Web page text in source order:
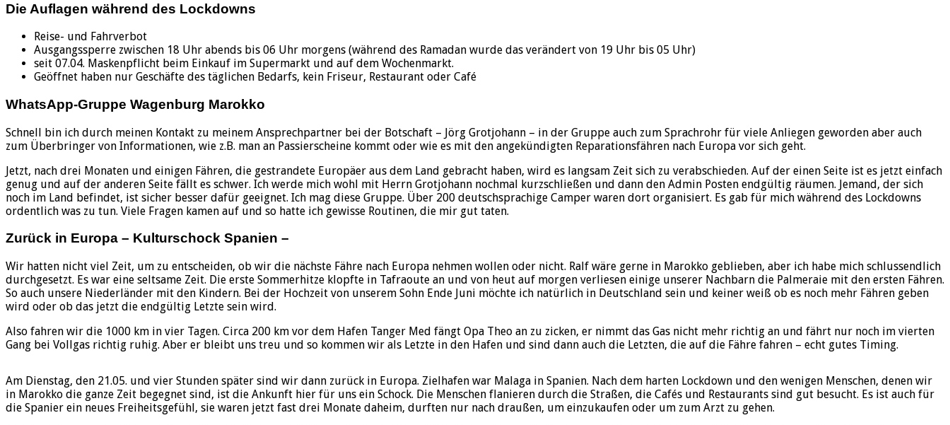
Die Auflagen während des Lockdowns
Reise- und Fahrverbot
Ausgangssperre zwischen 18 Uhr abends bis 06 Uhr morgens (während des Ramadan wurde das verändert von 19 Uhr bis 05 Uhr)
seit 07.04. Maskenpflicht beim Einkauf im Supermarkt und auf dem Wochenmarkt.
Geöffnet haben nur Geschäfte des täglichen Bedarfs, kein Friseur, Restaurant oder Café
WhatsApp-Gruppe Wagenburg Marokko
Schnell bin ich durch meinen Kontakt zu meinem Ansprechpartner bei der Botschaft – Jörg Grotjohann – in der Gruppe auch zum Sprachrohr für viele Anliegen geworden aber auch
zum Überbringer von Informationen, wie z.B. man an Passierscheine kommt oder wie es mit den angekündigten Reparationsfähren nach Europa vor sich geht.
Jetzt, nach drei Monaten und einigen Fähren, die gestrandete Europäer aus dem Land gebracht haben, wird es langsam Zeit sich zu verabschieden. Auf der einen Seite ist es jetzt einfach
genug und auf der anderen Seite fällt es schwer. Ich werde mich wohl mit Herrn Grotjohann nochmal kurzschließen und dann den Admin Posten endgültig räumen. Jemand, der sich
noch im Land befindet, ist sicher besser dafür geeignet. Ich mag diese Gruppe. Über 200 deutschsprachige Camper waren dort organisiert. Es gab für mich während des Lockdowns
ordentlich was zu tun. Viele Fragen kamen auf und so hatte ich gewisse Routinen, die mir gut taten.
Zurück in Europa – Kulturschock Spanien –
Wir hatten nicht viel Zeit, um zu entscheiden, ob wir die nächste Fähre nach Europa nehmen wollen oder nicht. Ralf wäre gerne in Marokko geblieben, aber ich habe mich schlussendlich
durchgesetzt. Es war eine seltsame Zeit. Die erste Sommerhitze klopfte in Tafraoute an und von heut auf morgen verliesen einige unserer Nachbarn die Palmeraie mit den ersten Fähren.
So auch unsere Niederländer mit den Kindern. Bei der Hochzeit von unserem Sohn Ende Juni möchte ich natürlich in Deutschland sein und keiner weiß ob es noch mehr Fähren geben
wird oder ob das jetzt die endgültig Letzte sein wird.
Also fahren wir die 1000 km in vier Tagen. Circa 200 km vor dem Hafen Tanger Med fängt Opa Theo an zu zicken, er nimmt das Gas nicht mehr richtig an und fährt nur noch im vierten
Gang bei Vollgas richtig ruhig. Aber er bleibt uns treu und so kommen wir als Letzte in den Hafen und sind dann auch die Letzten, die auf die Fähre fahren – echt gutes Timing.
Am Dienstag, den 21.05. und vier Stunden später sind wir dann zurück in Europa. Zielhafen war Malaga in Spanien. Nach dem harten Lockdown und den wenigen Menschen, denen wir
in Marokko die ganze Zeit begegnet sind, ist die Ankunft hier für uns ein Schock. Die Menschen flanieren durch die Straßen, die Cafés und Restaurants sind gut besucht. Es ist auch für
die Spanier ein neues Freiheitsgefühl, sie waren jetzt fast drei Monate daheim, durften nur nach draußen, um einzukaufen oder um zum Arzt zu gehen.